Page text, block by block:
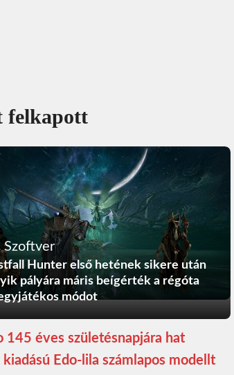
felkapott
Szoftver
Hunter első hetének sikere után
pályára máris beígérték a régóta
módot
145 éves születésnapjára hat
kiadású Edo-lila számlapos modellt